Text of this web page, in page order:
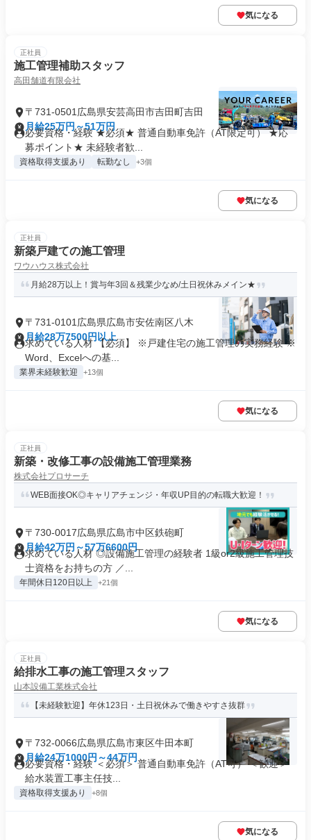
気になる
正社員
施工管理補助スタッフ
高田舗道有限会社
〒731-0501広島県安芸高田市吉田町吉田
月給25万円～51万円
必要資格・経験 ★必須★ 普通自動車免許（AT限定可） ★応
募ポイント★ 未経験者歓...
資格取得支援あり 転勤なし +3個
気になる
正社員
新築戸建ての施工管理
ワウハウス株式会社
月給28万以上！賞与年3回＆残業少なめ/土日祝休みメイン★
〒731-0101広島県広島市安佐南区八木
月給28万7500円以上
求めている人材 【必須】 ※戸建住宅の施工管理の実務経験 ※
Word、Excelへの基...
業界未経験歓迎 +13個
気になる
正社員
新築・改修工事の設備施工管理業務
株式会社プロサーチ
WEB面接OK◎キャリアチェンジ・年収UP目的の転職大歓迎！
〒730-0017広島県広島市中区鉄砲町
月給42万円～57万6600円
求めている人材 ◎設備施工管理の経験者 1級or2級施工管理技
士資格をお持ちの方 ／...
年間休日120日以上 +21個
気になる
正社員
給排水工事の施工管理スタッフ
山本設備工業株式会社
【未経験歓迎】年休123日・土日祝休みで働きやすさ抜群
〒732-0066広島県広島市東区牛田本町
月給24万1000円～44万円
必要資格・経験 ＜必須＞ 普通自動車免許（AT可） ＜歓迎＞
給水装置工事主任技...
資格取得支援あり +8個
気になる